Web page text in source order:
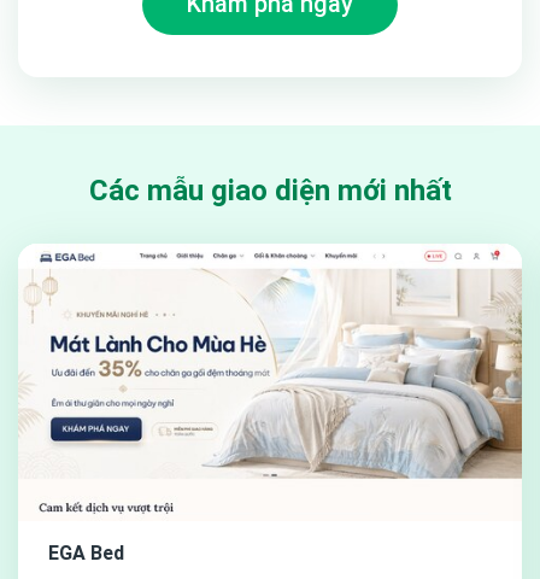
vời để bạn có thể bắt đầu bán hàng online ngay hôm nay.
Các mẫu giao diện mới nhất
EGA Bed